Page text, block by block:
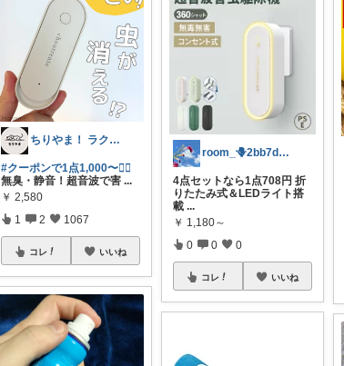
ちりやま！ ラク×便利グッズ🫧
#クーポンで1点1,000〜❤️‍🔥
無臭・静音！超音波で害 ...
￥ 2,580
1 2 1067
コレ いいね
room_🪻2bb7d8bc05
4点セットなら1点708円 折
りたたみ式＆LEDライト搭
載...
￥ 1,180～
0 0 0
コレ いいね